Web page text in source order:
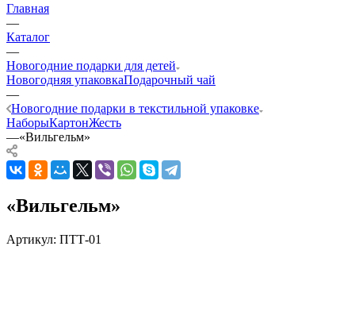
Главная
—
Каталог
—
Новогодние подарки для детей
Новогодняя упаковкаПодарочный чай
—
Новогодние подарки в текстильной упаковке
НаборыКартонЖесть
—«Вильгельм»
«Вильгельм»
Артикул: ПТТ-01